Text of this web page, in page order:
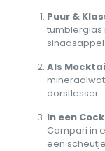
Puur &
tumblerglas
sinaasappel.
Als
dorstlesser.
In een
Campari in
een